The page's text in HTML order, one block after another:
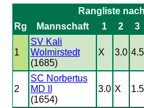
Rangliste
Rg
Mannschaft 1 2 3
1
SV Kali
Wolmirstedt
(1685)
X 3.0 4.5
2
SC Norbertus
MD II
(1654)
3.0 X 1.5